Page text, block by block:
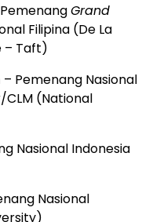
Grand
Filipina (De La
– Taft)
– Pemenang Nasional
CLM (National
Nasional Indonesia
Nasional